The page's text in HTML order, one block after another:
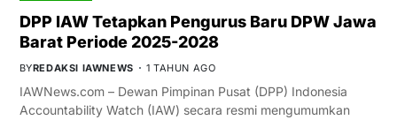
DPP IAW Tetapkan Pengurus Baru DPW Jawa
Barat Periode 2025-2028
BYREDAKSI IAWNEWS 1 TAHUN AGO
IAWNews.com – Dewan Pimpinan Pusat (DPP) Indonesia
Accountability Watch (IAW) secara resmi mengumumkan